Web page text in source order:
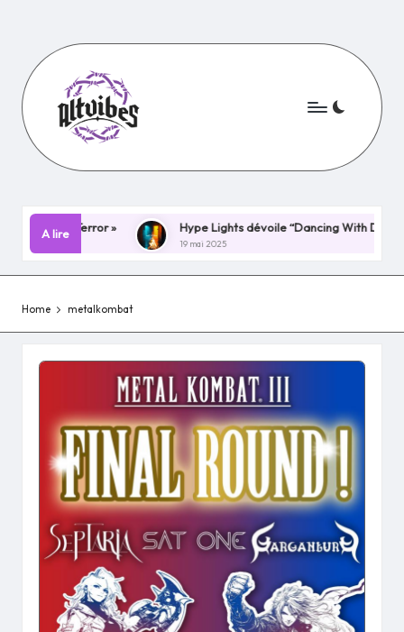
content
A lire
Terror » Hype Lights dévoile “Dancing With Demons” :
19 mai 2025
Home metalkombat